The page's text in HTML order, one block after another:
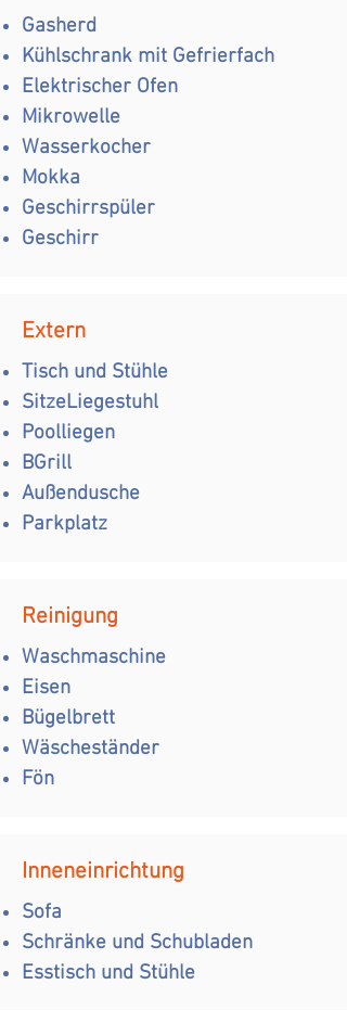
Gasherd
Kühlschrank mit Gefrierfach
Elektrischer Ofen
Mikrowelle
Wasserkocher
Mokka
Geschirrspüler
Geschirr
Extern
Tisch und Stühle
SitzeLiegestuhl
Poolliegen
BGrill
Außendusche
Parkplatz
Reinigung
Waschmaschine
Eisen
Bügelbrett
Wäscheständer
Fön
Inneneinrichtung
Sofa
Schränke und Schubladen
Esstisch und Stühle